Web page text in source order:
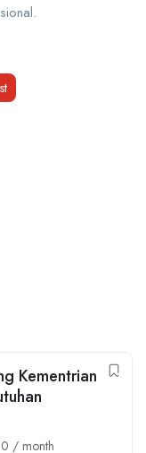
Kementrian
/ month